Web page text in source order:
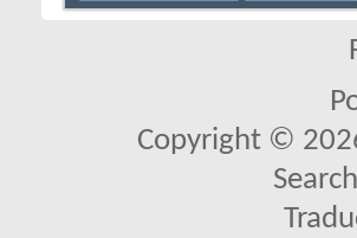
Copyright ©